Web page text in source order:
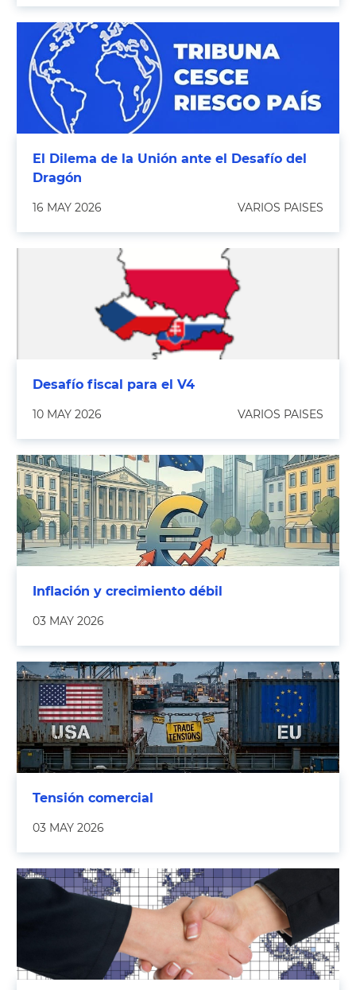
El Dilema de la Unión ante el Desafío del
Dragón
16 MAY 2026 VARIOS PAISES
Desafío fiscal para el V4
10 MAY 2026 VARIOS PAISES
Inflación y crecimiento débil
03 MAY 2026
Tensión comercial
03 MAY 2026